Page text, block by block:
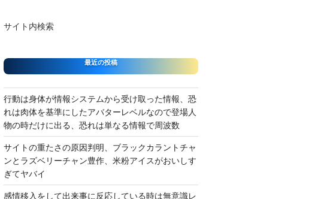
サイト内検索
最近の投稿
行動は身体が情報システムから受け取った情報、恐
れは肉体を基準にしたアバターレベルなので登場人
物の時だけに出る、恐れは単なる情報で周波数
サイトの重たさの原因判明、ブラックカラントチャ
ンとラズベリーチャン豊作、米粉アイスがおいしす
ぎてヤバイ
感情移入をして出来事に反応している時は無意識レ